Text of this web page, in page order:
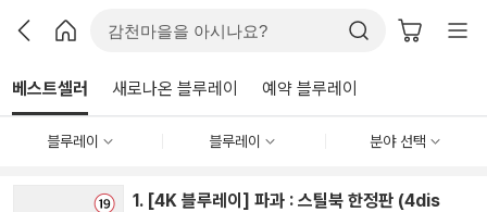
베스트셀러 새로나온 블루레이 예약 블루레이
블루레이 블루레이 분야 선택
1. [4K 블루레이] 파과 : 스틸북 한정판 (4dis